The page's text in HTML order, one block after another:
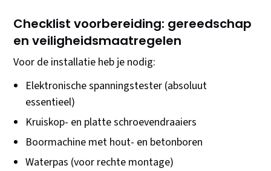
Checklist voorbereiding: gereedschap
en veiligheidsmaatregelen
Voor de installatie heb je nodig:
Elektronische spanningstester (absoluut
essentieel)
Kruiskop- en platte schroevendraaiers
Boormachine met hout- en betonboren
Waterpas (voor rechte montage)